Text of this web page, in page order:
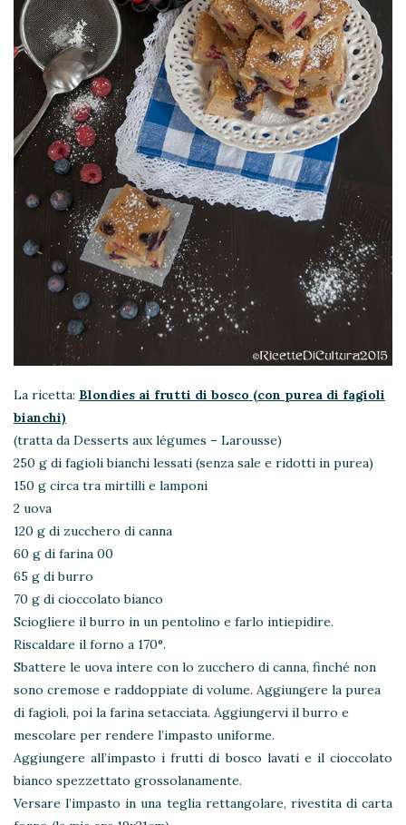
La ricetta: Blondies ai frutti di bosco (con purea di fagioli
bianchi)
(tratta da Desserts aux légumes – Larousse)
250 g di fagioli bianchi lessati (senza sale e ridotti in purea)
150 g circa tra mirtilli e lamponi
2 uova
120 g di zucchero di canna
60 g di farina 00
65 g di burro
70 g di cioccolato bianco
Sciogliere il burro in un pentolino e farlo intiepidire.
Riscaldare il forno a 170°.
Sbattere le uova intere con lo zucchero di canna, finché non
sono cremose e raddoppiate di volume. Aggiungere la purea
di fagioli, poi la farina setacciata. Aggiungervi il burro e
mescolare per rendere l’impasto uniforme.
Aggiungere all’impasto i frutti di bosco lavati e il cioccolato
bianco spezzettato grossolanamente.
Versare l’impasto in una teglia rettangolare, rivestita di carta